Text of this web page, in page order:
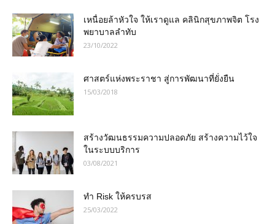
เหนื่อยล้าหัวใจ ให้เราดูแล คลินิกสุขภาพจิต โรง
พยาบาลลำทับ
23/10/2022
ศาสตร์แห่งพระราชา สู่การพัฒนาที่ยั่งยืน
15/03/2018
สร้างวัฒนธรรมความปลอดภัย สร้างความไว้ใจ
ในระบบบริการ
03/08/2021
ทำ Risk ให้ครบรส
25/03/2022